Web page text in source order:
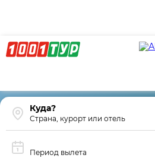
Страна, курорт или отель
Период вылета